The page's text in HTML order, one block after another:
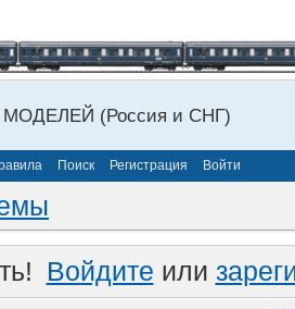
(Россия и СНГ)
Поиск Регистрация Войти
Войдите или